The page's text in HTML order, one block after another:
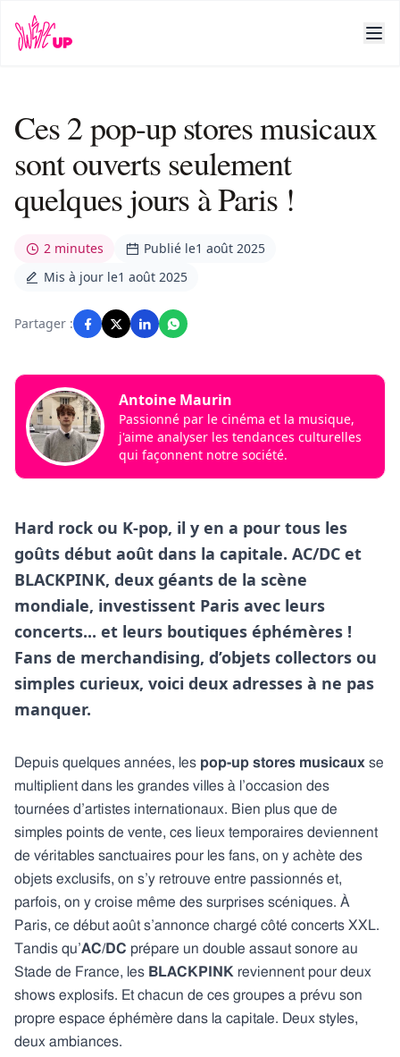
Ces 2 pop-up stores musicaux
sont ouverts seulement
quelques jours à Paris !
2 minutes Publié le1 août 2025
Mis à jour le1 août 2025
Partager :
Antoine Maurin
Passionné par le cinéma et la musique,
j'aime analyser les tendances culturelles
qui façonnent notre société.
Hard rock ou K-pop, il y en a pour tous les
goûts début août dans la capitale. AC/DC et
BLACKPINK, deux géants de la scène
mondiale, investissent Paris avec leurs
concerts... et leurs boutiques éphémères !
Fans de merchandising, d’objets collectors ou
simples curieux, voici deux adresses à ne pas
manquer.
Depuis quelques années, les pop-up stores musicaux se
multiplient dans les grandes villes à l’occasion des
tournées d’artistes internationaux. Bien plus que de
simples points de vente, ces lieux temporaires deviennent
de véritables sanctuaires pour les fans, on y achète des
objets exclusifs, on s’y retrouve entre passionnés et,
parfois, on y croise même des surprises scéniques. À
Paris, ce début août s’annonce chargé côté concerts XXL.
Tandis qu’AC/DC prépare un double assaut sonore au
Stade de France, les BLACKPINK reviennent pour deux
shows explosifs. Et chacun de ces groupes a prévu son
propre espace éphémère dans la capitale. Deux styles,
deux ambiances.